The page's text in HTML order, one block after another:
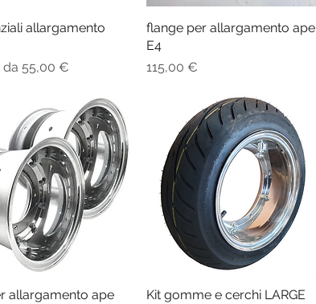
Vista rapida
allargamento
da 55,00 €
Vista rapida
flange per allargamento ape
E4
Prezzo
115,00 €
Vista rapida
allargamento ape
Vista rapida
Kit gomme e cerchi LARGE